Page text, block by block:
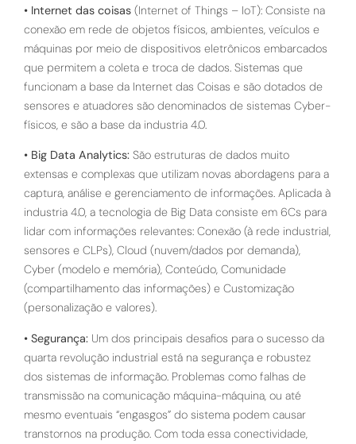
• Internet das coisas (Internet of Things – IoT): Consiste na
conexão em rede de objetos físicos, ambientes, veículos e
máquinas por meio de dispositivos eletrônicos embarcados
que permitem a coleta e troca de dados. Sistemas que
funcionam a base da Internet das Coisas e são dotados de
sensores e atuadores são denominados de sistemas Cyber-
físicos, e são a base da industria 4.0.
• Big Data Analytics: São estruturas de dados muito
extensas e complexas que utilizam novas abordagens para a
captura, análise e gerenciamento de informações. Aplicada à
industria 4.0, a tecnologia de Big Data consiste em 6Cs para
lidar com informações relevantes: Conexão (à rede industrial,
sensores e CLPs), Cloud (nuvem/dados por demanda),
Cyber (modelo e memória), Conteúdo, Comunidade
(compartilhamento das informações) e Customização
(personalização e valores).
• Segurança: Um dos principais desafios para o sucesso da
quarta revolução industrial está na segurança e robustez
dos sistemas de informação. Problemas como falhas de
transmissão na comunicação máquina-máquina, ou até
mesmo eventuais “engasgos” do sistema podem causar
transtornos na produção. Com toda essa conectividade,